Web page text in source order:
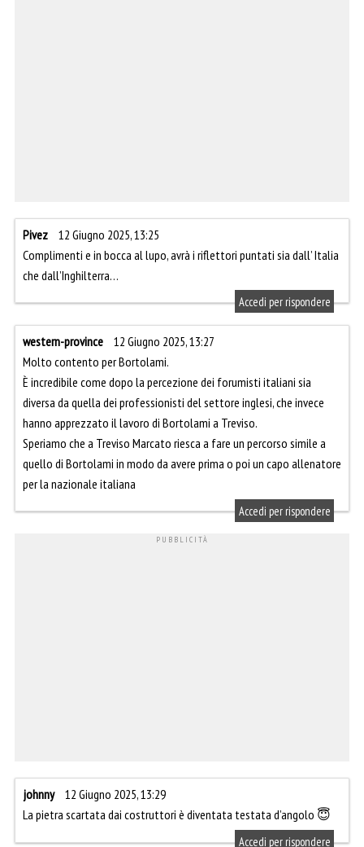
Pivez
12 Giugno 2025, 13:25
Complimenti e in bocca al lupo, avrà i riflettori puntati sia dall’ Italia
che dall’Inghilterra…
Accedi per rispondere
western-province
12 Giugno 2025, 13:27
Molto contento per Bortolami.
È incredibile come dopo la percezione dei forumisti italiani sia
diversa da quella dei professionisti del settore inglesi, che invece
hanno apprezzato il lavoro di Bortolami a Treviso.
Speriamo che a Treviso Marcato riesca a fare un percorso simile a
quello di Bortolami in modo da avere prima o poi un capo allenatore
per la nazionale italiana
Accedi per rispondere
johnny
12 Giugno 2025, 13:29
La pietra scartata dai costruttori è diventata testata d’angolo 😇
Accedi per rispondere